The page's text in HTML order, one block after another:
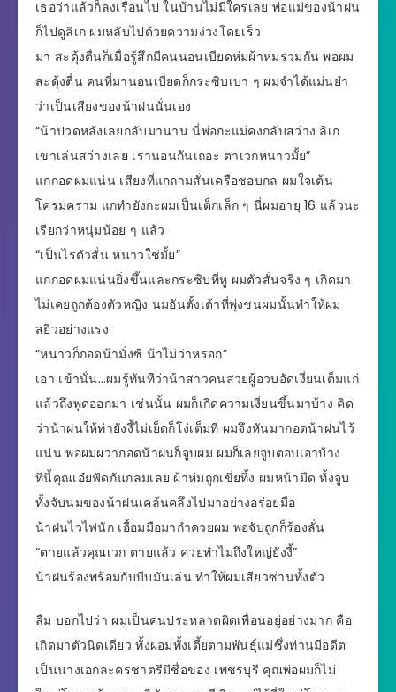
เธอว่าแล้วก็ลงเรือนไป ในบ้านไม่มีใครเลย พ่อแม่ของน้าฝน
ก็ไปดูลิเก ผมหลับไปด้วยความง่วงโดยเร็ว
มา สะดุ้งตื่นก็เมื่อรู้สึกมีคนนอนเบียดห่มผ้าห่มร่วมกัน พอผม
สะดุ้งตื่น คนที่มานอนเบียดก็กระซิบเบา ๆ ผมจำได้แม่นยำ
ว่าเป็นเสียงของน้าฝนนั่นเอง
“น้าปวดหลังเลยกลับมานาน นี่พ่อกะแม่คงกลับสว่าง ลิเก
เขาเล่นสว่างเลย เรานอนกันเถอะ ตาเวกหนาวมั้ย”
แกกอดผมแน่น เสียงที่แกถามสั่นเครือชอบกล ผมใจเต้น
โครมคราม แกทำยังกะผมเป็นเด็กเล็ก ๆ นี่ผมอายุ 16 แล้วนะ
เรียกว่าหนุ่มน้อย ๆ แล้ว
“เป็นไรตัวสั่น หนาวใช่มั้ย”
แกกอดผมแน่นยิ่งขึ้นและกระซิบที่หู ผมตัวสั่นจริง ๆ เกิดมา
ไม่เคยถูกต้องตัวหญิง นมอันตั้งเต้าที่พุ่งชนผมนั้นทำให้ผม
สยิวอย่างแรง
“หนาวก็กอดน้ามั่งซี น้าไม่ว่าหรอก”
เอา เข้านั่น…ผมรู้ทันทีว่าน้าสาวคนสวยผู้อวบอัดเงี่ยนเต็มแก่
แล้วถึงพูดออกมา เช่นนั้น ผมก็เกิดความเงี่ยนขึ้นมาบ้าง คิด
ว่าน้าฝนให้ท่ายังงี้ไม่เย็ดก็โง่เต็มที ผมจึงหันมากอดน้าฝนไว้
แน่น พอผมผวากอดน้าฝนก็จูบผม ผมก็เลยจูบตอบเอาบ้าง
ทีนี้คุณเอ๋ยฟัดกันกลมเลย ผ้าห่มถูกเขี่ยทิ้ง ผมหน้ามืด ทั้งจูบ
ทั้งจับนมของน้าฝนเคล้นคลึงไปมาอย่างอร่อยมือ
น้าฝนไวไฟนัก เอื้อมมือมากำควยผม พอจับถูกก็ร้องลั่น
“ตายแล้วคุณเวก ตายแล้ว ควยทำไมถึงใหญ่ยังงี้”
น้าฝนร้องพร้อมกับบีบมันเล่น ทำให้ผมเสียวซ่านทั้งตัว
ลืม บอกไปว่า ผมเป็นคนประหลาดผิดเพื่อนอยู่อย่างมาก คือ
เกิดมาตัวนิดเดียว ทั้งผอมทั้งเตี้ยตามพันธุ์แม่ซึ่งท่านมีอดีต
เป็นนางเอกละครชาตรีมีชื่อของ เพชรบุรี คุณพ่อผมก็ไม่